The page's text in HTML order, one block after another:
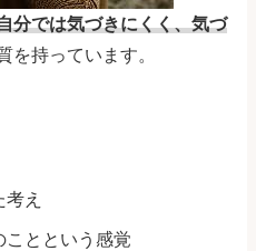
分では気づきにくく、気づ
を持っています。
え
ことという感覚